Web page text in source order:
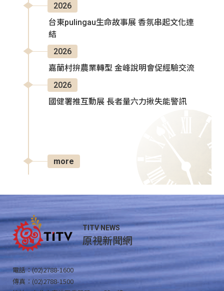
2026
台東pulingau生命故事展 香氛串起文化連
結
2026
嘉蘭村拚農業轉型 金峰說明會促經驗交流
2026
國健署推互動展 長者量六力揪失能警訊
more
TITV NEWS
原視新聞網
電話：(02)2788-1600
傳真：(02)2788-1500